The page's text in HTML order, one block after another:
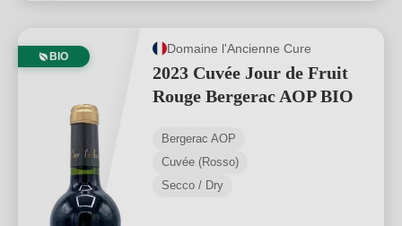
BIO
Domaine l'Ancienne Cure
2023 Cuvée Jour de Fruit
Rouge Bergerac AOP BIO
Bergerac AOP
Cuvée (Rosso)
Secco / Dry